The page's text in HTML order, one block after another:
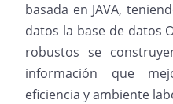
basada en JAVA,
datos la base de datos
robustos se
información que
eficiencia y ambiente